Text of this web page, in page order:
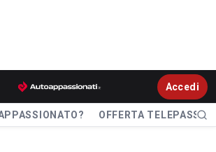
Accedi
OFFERTA TELEPASS